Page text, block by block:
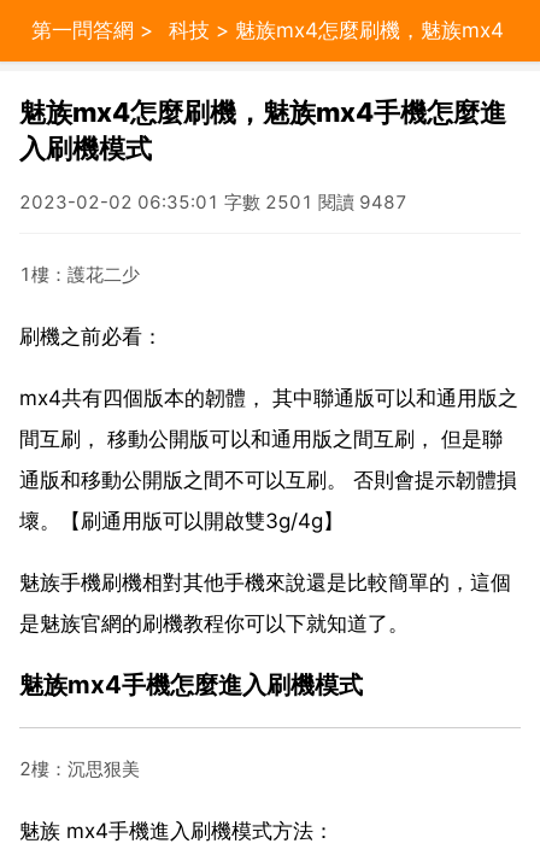
第一問答網 > 科技 > 魅族mx4怎麼刷機，魅族mx4
手機怎麼進入刷機模式
魅族mx4怎麼刷機，魅族mx4手機怎麼進
入刷機模式
2023-02-02 06:35:01 字數 2501 閱讀 9487
1樓：護花二少
刷機之前必看：
mx4共有四個版本的韌體， 其中聯通版可以和通用版之
間互刷， 移動公開版可以和通用版之間互刷， 但是聯
通版和移動公開版之間不可以互刷。 否則會提示韌體損
壞。【刷通用版可以開啟雙3g/4g】
魅族手機刷機相對其他手機來說還是比較簡單的，這個
是魅族官網的刷機教程你可以下就知道了。
魅族mx4手機怎麼進入刷機模式
2樓：沉思狠美
魅族 mx4手機進入刷機模式方法：